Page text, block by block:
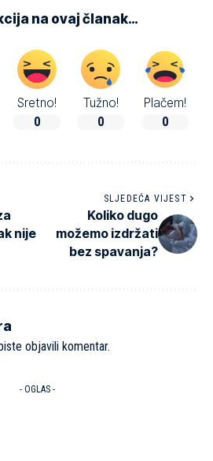
na ovaj članak…
Sretno!
0
Tužno!
0
Plačem!
0
nije
SLJEDEĆA VIJEST
Koliko dugo
možemo izdržati
bez spavanja?
objavili komentar.
- OGLAS -